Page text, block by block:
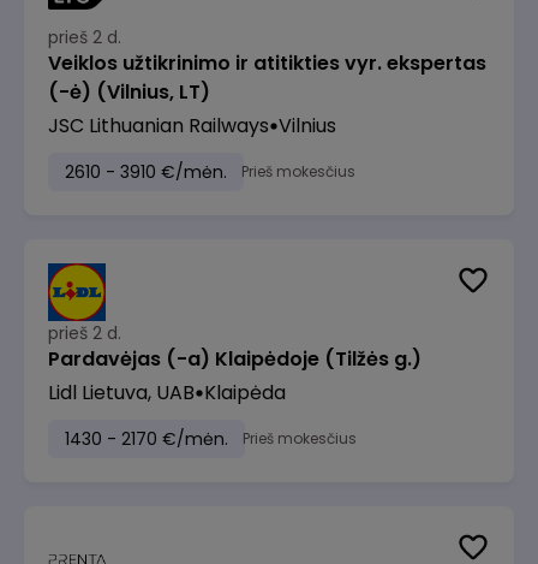
prieš 2 d.
Veiklos užtikrinimo ir atitikties vyr. ekspertas
(-ė) (Vilnius, LT)
JSC Lithuanian Railways Vilnius
2610 - 3910 €/mėn. Prieš mokesčius
prieš 2 d.
Pardavėjas (-a) Klaipėdoje (Tilžės g.)
Lidl Lietuva, UAB Klaipėda
1430 - 2170 €/mėn. Prieš mokesčius